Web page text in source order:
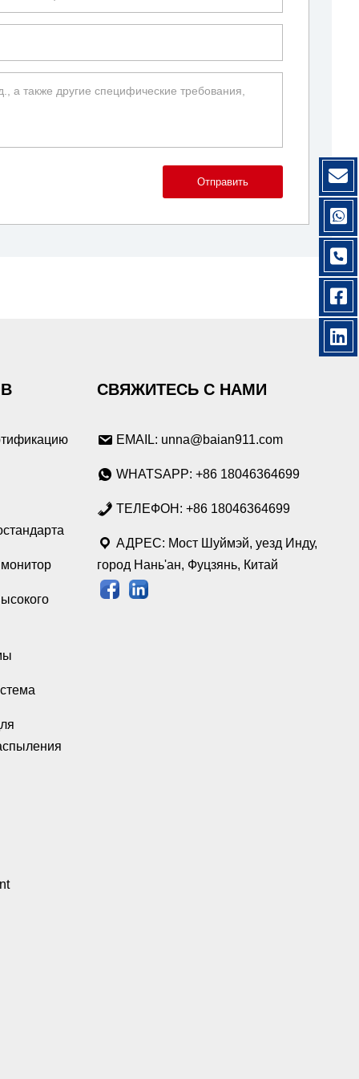
Отправить
СВЯЖИТЕСЬ С НАМИ
EMAIL: unna@baian911.com
WHATSAPP: +86 18046364699
ТЕЛЕФОН: +86 18046364699
АДРЕС: Мост Шуймэй, уезд Инду,
город Нань'ан, Фуцзянь, Китай